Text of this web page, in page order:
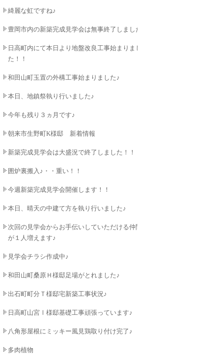
綺麗な虹ですね♪
豊岡市内の新築完成見学会は無事終了しました♪
日高町内にて本日より地盤改良工事始まりまし
た！！
和田山町玉置の外構工事始まりました♪
本日、地鎮祭執り行いました♪
今年も残り３ヵ月です♪
朝来市生野町K様邸 新着情報
新築完成見学会は大盛況で終了しました！！
囲炉裏搬入♪・・重い！！
今週新築完成見学会開催します！！
本日、晴天の中建て方を執り行いました♪
次回の見学会からお手伝いしていただける仲間
が１人増えます♪
見学会チラシ作成中♪
和田山町桑原Ｈ様邸足場がとれました♪
出石町町分Ｔ様邸宅新築工事状況♪
日高町山宮Ⅰ様邸基礎工事頑張っています♪
八角形屋根にミッキー風見鶏取り付け完了♪
多肉植物